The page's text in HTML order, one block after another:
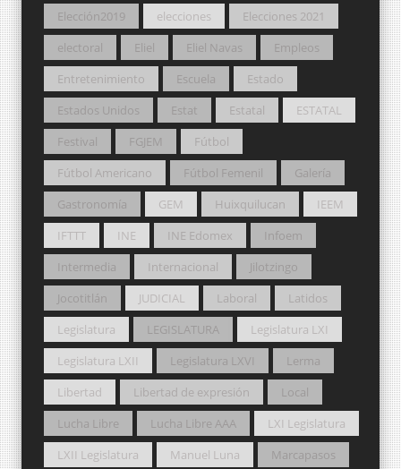
Elección2019
elecciones
Elecciones 2021
electoral
Eliel Eliel Navas
Empleos
Entretenimiento
Escuela
Estado
Estados Unidos
Estat Estatal
ESTATAL
Festival
FGJEM
Fútbol
Fútbol Americano
Fútbol Femenil
Galería
Gastronomía
GEM Huixquilucan
IEEM
IFTTT
INE INE Edomex
Infoem
Intermedia
Internacional
Jilotzingo
Jocotitlán
JUDICIAL Laboral
Latidos
Legislatura
LEGISLATURA
Legislatura LXI
Legislatura LXII
Legislatura LXVI
Lerma
Libertad
Libertad de expresión
Local
Lucha Libre
Lucha Libre AAA
LXI Legislatura
LXII Legislatura
Manuel Luna
Marcapasos